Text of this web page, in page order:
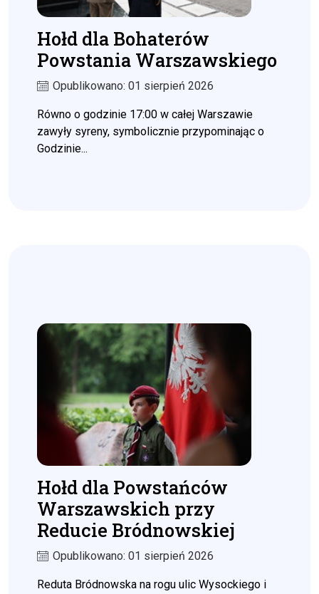
Hołd dla Bohaterów
Powstania Warszawskiego
Opublikowano: 01 sierpień 2026
Równo o godzinie 17:00 w całej Warszawie
zawyły syreny, symbolicznie przypominając o
Godzinie...
Hołd dla Powstańców
Warszawskich przy
Reducie Bródnowskiej
Opublikowano: 01 sierpień 2026
Reduta Bródnowska na rogu ulic Wysockiego i